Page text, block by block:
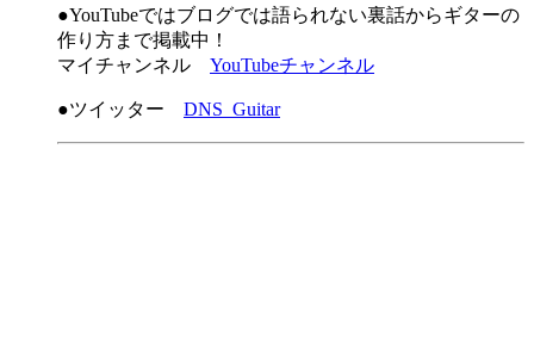
●YouTubeではブログでは語られない裏話からギターの
作り方まで掲載中！
マイチャンネル YouTubeチャンネル
●ツイッター DNS_Guitar